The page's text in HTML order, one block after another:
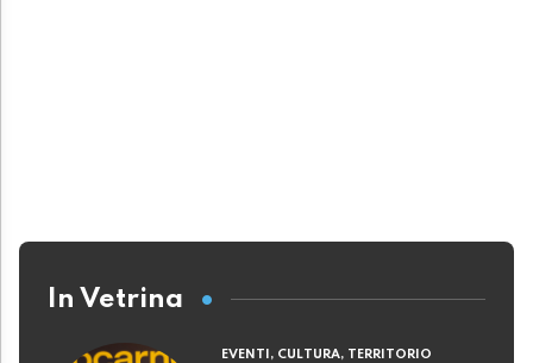
In Vetrina
EVENTI, CULTURA, TERRITORIO